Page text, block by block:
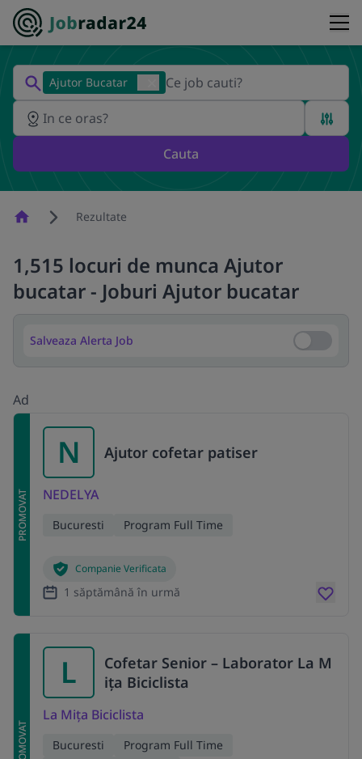
Ajutor Bucatar
Cauta
HomepageRezultate
1,515 locuri de munca Ajutor
bucatar - Joburi Ajutor bucatar
Salveaza Alerta Job Salveaza
Ad
PROMOVAT
N Ajutor cofetar patiser
NEDELYA
Bucuresti Program Full Time
Companie Verificata
1 săptămână în urmă
PROMOVAT
L
Cofetar Senior – Laborator La M
ița Biciclista
La Mița Biciclista
Bucuresti
Program Full Time